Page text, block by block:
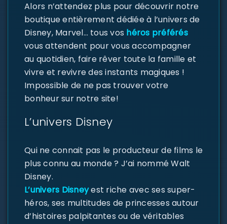
Alors n’attendez plus pour découvrir notre
boutique entièrement dédiée à l’univers de
Disney, Marvel… tous vos héros préférés
vous attendent pour vous accompagner
au quotidien, faire rêver toute la famille et
vivre et revivre des instants magiques !
Impossible de ne pas trouver votre
bonheur sur notre site!
L’univers Disney
Qui ne connait pas le producteur de films le
plus connu au monde ? J’ai nommé Walt
Disney.
L’univers Disneyest riche avec ses super-
héros, ses multitudes de princesses autour
d’histoires palpitantes ou de véritables